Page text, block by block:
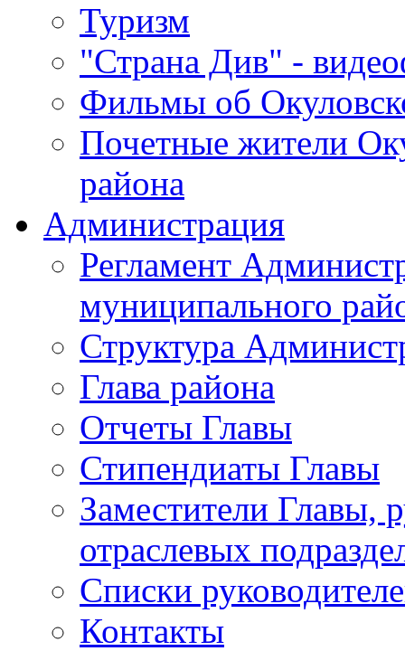
Туризм
"Страна Див" -
Фильмы об
Почетные жители
района
Администрация
Регламент
муниципального
Структура
Глава района
Отчеты Главы
Стипендиаты Главы
Заместители Главы,
отраслевых
Списки
Контакты